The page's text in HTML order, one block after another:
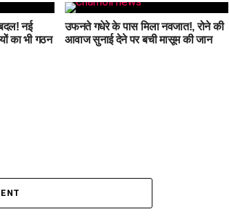
नई
का भी गठन
उफनते गधेरे के पास मिला नवजात!, रोने की
आवाज सुनाई देने पर बची मासूम की जान